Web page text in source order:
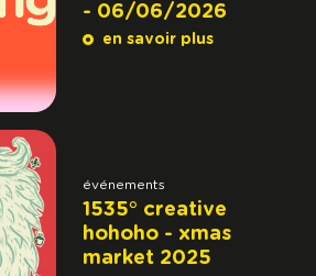
- 06/06/2026
en savoir plus
événements
1535° creative
hohoho - xmas
market 2025